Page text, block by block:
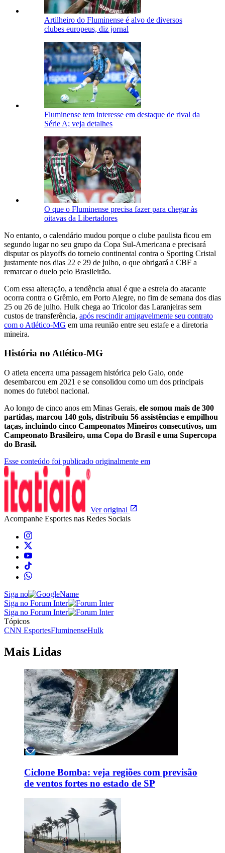
Artilheiro do Fluminense é alvo de diversos
clubes europeus, diz jornal
Fluminense tem interesse em destaque de rival da
Série A; veja detalhes
O que o Fluminense precisa fazer para chegar às
oitavas da Libertadores
No entanto, o calendário mudou porque o clube paulista ficou em
segundo lugar no seu grupo da Copa Sul-Americana e precisará
disputar os playoffs do torneio continental contra o Sporting Cristal
justamente nos dias 22 e 29 de julho, o que obrigará a CBF a
remarcar o duelo pelo Brasileirão.
Com essa alteração, a tendência atual é que a estreia do atacante
ocorra contra o Grêmio, em Porto Alegre, no fim de semana dos dias
25 ou 26 de julho. Hulk chega ao Tricolor das Laranjeiras sem
custos de transferência, após rescindir amigavelmente seu contrato
com o Atlético-MG em uma reunião entre seu estafe e a diretoria
mineira.
História no Atlético-MG
O atleta encerra uma passagem histórica pelo Galo, onde
desembarcou em 2021 e se consolidou como um dos principais
nomes do futebol nacional.
Ao longo de cinco anos em Minas Gerais, ele somou mais de 300
partidas, marcou 140 gols, distribuiu 56 assistências e empilhou
taças, incluindo cinco Campeonatos Mineiros consecutivos, um
Campeonato Brasileiro, uma Copa do Brasil e uma Supercopa
do Brasil.
Esse conteúdo foi publicado originalmente em
Ver original
Acompanhe Esportes nas Redes Sociais
Siga no
Siga no Forum Inter
Siga no Forum Inter
Tópicos
CNN EsportesFluminenseHulk
Mais Lidas
Ciclone Bomba: veja regiões com previsão
de ventos fortes no estado de SP